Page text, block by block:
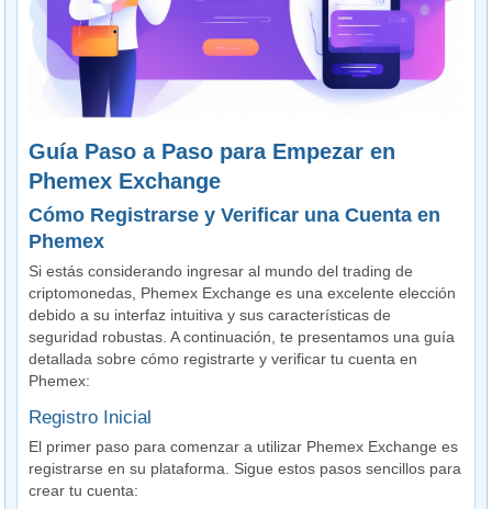
Guía Paso a Paso para Empezar en
Phemex Exchange
Cómo Registrarse y Verificar una Cuenta en
Phemex
Si estás considerando ingresar al mundo del trading de
criptomonedas, Phemex Exchange es una excelente elección
debido a su interfaz intuitiva y sus características de
seguridad robustas. A continuación, te presentamos una guía
detallada sobre cómo registrarte y verificar tu cuenta en
Phemex:
Registro Inicial
El primer paso para comenzar a utilizar Phemex Exchange es
registrarse en su plataforma. Sigue estos pasos sencillos para
crear tu cuenta: